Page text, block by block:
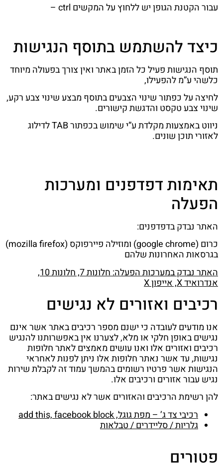
עבור הקטנת הגופן יש ללחוץ על המקשים ctrl –
כיצד להשתמש בתוסף הנגישות
תוסף הנגישות פעיל כל הזמן באתר ואין צורך בפעולה מיוחד
כלשהי ע”מ להפעילו,
לחיצה על כפתור שינוי הצבעים בתוסף מבצע שינוי צבע רקע,
שינוי צבע טקסט והדגשת קישורים.
ניווט באמצעות מקלדת ע”י שימוש בכפתור TAB לדילוג
לאזורי תוכן שונים.
תאימות דפדפנים ומערכות
הפעלה
האתר נבדק בדפדפנים:
כרום (google chrome) ומוזילה פיירפוקס (mozilla firefox)
בגרסאות האחרונות שלהם
האתר נבדק במערכות הפעלה: חלונות 7, חלונות 10,
אנדרואידX, אייפוןX
רכיבים ואזורים לא נגישים
אנו מודעים לעובדה כי ישנם מספר רכיבים באתר אשר אינם
נגישים באופן חלקי או מלא, לצערנו אין באפשרותנו להנגיש
רכיבים ואזורים אלו ואנו עושים מאמצים לאתר חלופות
נגישות, עד אשר נאתר חלופות אלו ניתן לפנות לאחראי
הנגישות אשר פרטיו רשומים בהמשך עמוד זה לקבלת שירות
נגיש עבור אזורים ורכיבים אלו.
להן רשימת הרכיבים והאזורים אשר לא נגישים באתר:
רכיבי צד ג’ – מפת גוגל,add this, facebook block
גלריות / סליידרים / טבלאות
פטורים